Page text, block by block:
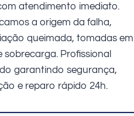
atendimento imediato.
a origem da falha,
queimada, tomadas em
sobrecarga. Profissional
garantindo segurança,
e reparo rápido 24h.